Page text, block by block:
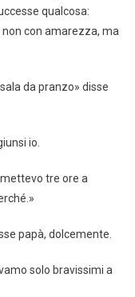
qualcosa:
con amarezza, ma
da pranzo» disse
io.
tre ore a
papà, dolcemente.
solo bravissimi a